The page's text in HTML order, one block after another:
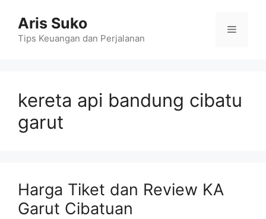
content
Aris Suko
Tips Keuangan dan Perjalanan
Menu
kereta api bandung cibatu
garut
Harga Tiket dan Review KA
Garut Cibatuan